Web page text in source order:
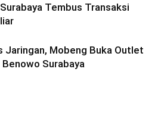
Tembus Transaksi
Jaringan, Mobeng Buka Outlet
Benowo Surabaya